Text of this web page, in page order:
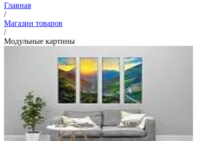
Главная
/
Магазин товаров
/
Модульные картины